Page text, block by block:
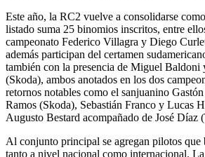
Este año, la RC2 vuelve a consolidarse
listado suma 25 binomios inscritos, entre
campeonato Federico Villagra y Diego
además participan del certamen
también con la presencia de Miguel Baldoni
(Skoda), ambos anotados en los dos
retornos notables como el sanjuanino
Ramos (Skoda), Sebastián Franco y Lucas
Augusto Bestard acompañado de José Díaz
Al conjunto principal se agregan pilotos que
tanto a nivel nacional como internacional.